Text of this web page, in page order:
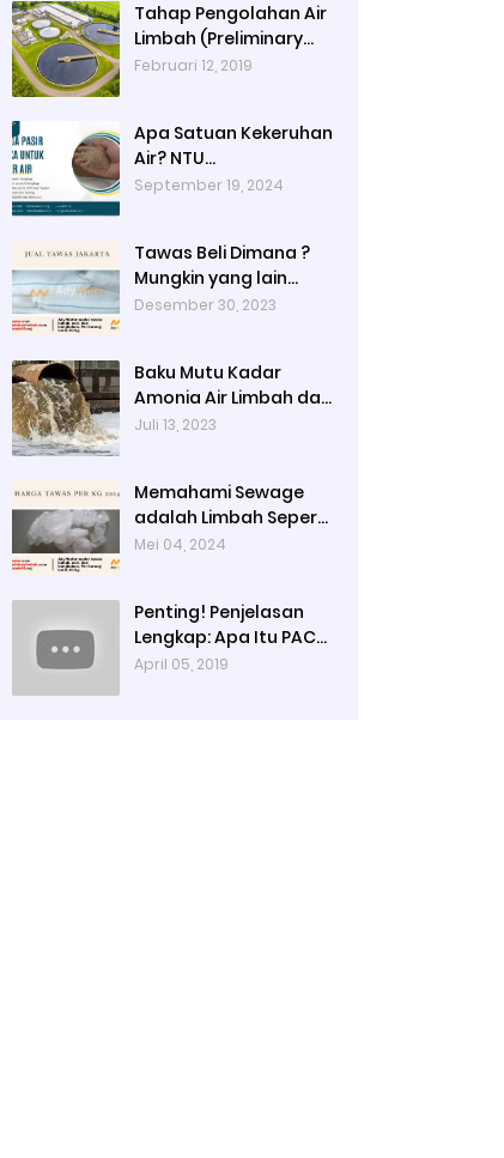
Tahap Pengolahan Air
Limbah (Preliminary
Treatment, Primer
Treatment, Final
Treatment)
Februari 12, 2019
Apa Satuan Kekeruhan
Air? NTU
(Nephelometric
September 19, 2024
Tawas Beli Dimana ?
Mungkin yang lain
banyak, Tapi yang
Desember 30, 2023
Baku Mutu Kadar
Amonia Air Limbah dan
Cara Mengukurnya
Juli 13, 2023
Memahami Sewage
adalah Limbah Seperti
Feses atau Air Kotor
Mei 04, 2024
Penting! Penjelasan
Lengkap: Apa Itu PAC?
PAC Penjernih Air
April 05, 2019